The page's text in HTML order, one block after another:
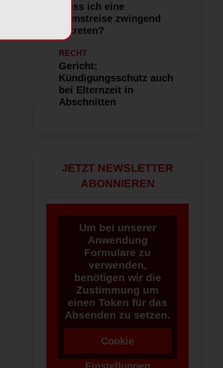
Muss ich eine
Dienstreise zwingend
antreten?
RECHT
Gericht:
Kündigungsschutz auch
bei Elternzeit in
Abschnitten
JETZT NEWSLETTER
ABONNIEREN
Um bei unserer
Anwendung
Formulare zu
verwenden,
benötigen wir die
Zustimmung um
einen Token für das
Absenden zu setzen.
Cookie